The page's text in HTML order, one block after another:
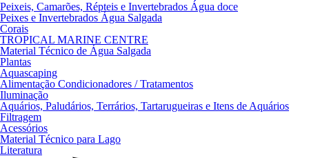
Peixeis, Camarões, Répteis e Invertebrados Água doce
Peixes e Invertebrados Água Salgada
Corais
TROPICAL MARINE CENTRE
Material Técnico de Água Salgada
Plantas
Aquascaping
Alimentação Condicionadores / Tratamentos
Iluminação
Aquários, Paludários, Terrários, Tartarugueiras e Itens de Aquários
Filtragem
Acessórios
Material Técnico para Lago
Literatura